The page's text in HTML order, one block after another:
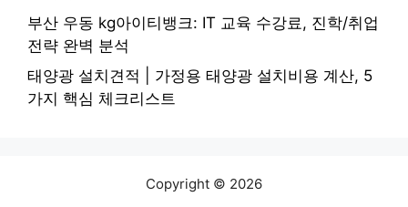
부산 우동 kg아이티뱅크: IT 교육 수강료, 진학/취업
전략 완벽 분석
태양광 설치견적 | 가정용 태양광 설치비용 계산, 5
가지 핵심 체크리스트
Copyright © 2026